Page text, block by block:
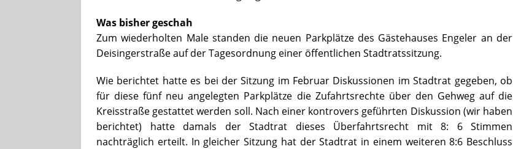
Was bisher geschah
Zum wiederholten Male standen die neuen Parkplätze des Gästehauses Engeler an der
Deisingerstraße auf der Tagesordnung einer öffentlichen Stadtratssitzung.
Wie berichtet hatte es bei der Sitzung im Februar Diskussionen im Stadtrat gegeben, ob
für diese fünf neu angelegten Parkplätze die Zufahrtsrechte über den Gehweg auf die
Kreisstraße gestattet werden soll. Nach einer kontrovers geführten Diskussion (wir haben
berichtet) hatte damals der Stadtrat dieses Überfahrtsrecht mit 8: 6 Stimmen
nachträglich erteilt. In gleicher Sitzung hat der Stadtrat in einem weiteren 8:6 Beschluss